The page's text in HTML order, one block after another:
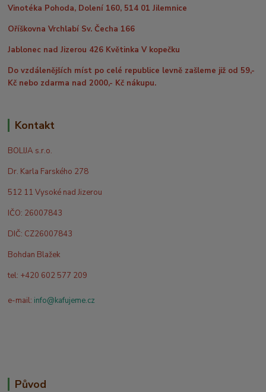
Vinotéka Pohoda, Dolení 160, 514 01 Jilemnice
Oříškovna Vrchlabí Sv. Čecha 166
Jablonec nad Jizerou 426 Květinka V kopečku
Do vzdálenějších míst po celé republice levně zašleme již od 59,-
Kč nebo zdarma nad 2000,- Kč nákupu.
Kontakt
BOLIJA s.r.o.
Dr. Karla Farského 278
512 11 Vysoké nad Jizerou
IČO: 26007843
DIČ: CZ26007843
Bohdan Blažek
tel: +420 602 577 209
e-mail: info@kafujeme.cz
Původ